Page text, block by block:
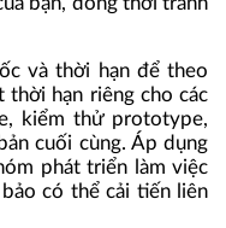
và thời hạn để theo
hạn riêng cho các
kiểm thử prototype,
cuối cùng. Áp dụng
phát triển làm việc
có thể cải tiến liên